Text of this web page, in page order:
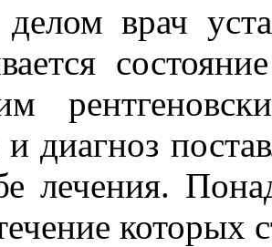
врач
диагноз
лечения.
которых